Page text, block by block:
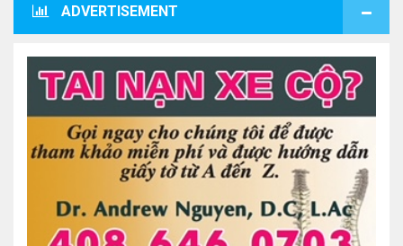
ADVERTISEMENT